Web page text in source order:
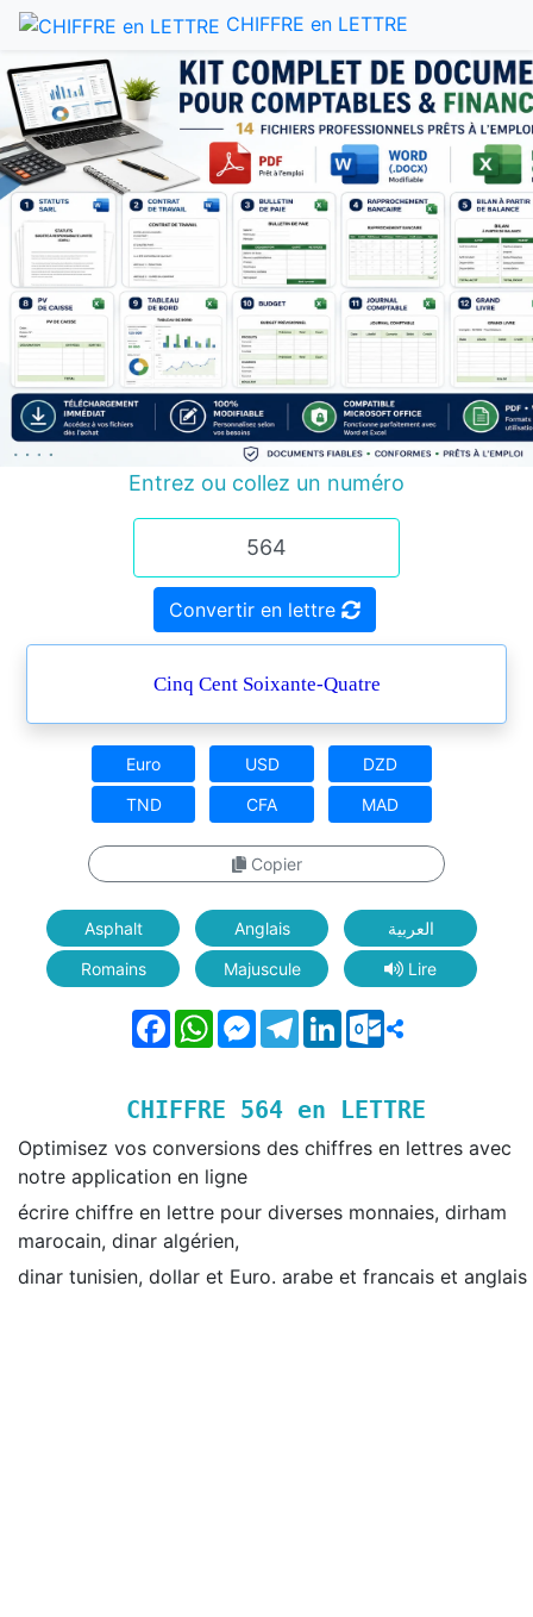
CHIFFRE en LETTRE
Entrez ou collez un numéro
Convertir en lettre
Cinq Cent Soixante-Quatre
Euro USD
DZD
TND
CFA MAD
Copier
Asphalt Anglais
العربية
Romains
Majuscule Lire
FacebookWhatsAppMessenger
Telegram
LinkedInOutlook.com
CHIFFRE 564en LETTRE
Optimisez vos conversions des chiffres en lettres avec
notre application en ligne
écrire chiffre en lettre pour diverses monnaies, dirham
marocain, dinar algérien,
dinar tunisien, dollar et Euro. arabe et francais et anglais